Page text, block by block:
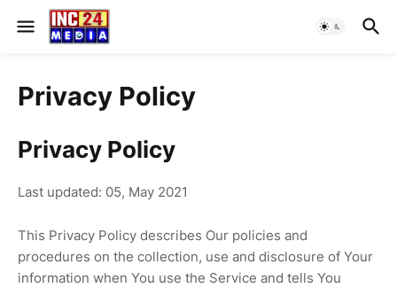
Privacy Policy
Privacy Policy
Last updated: 05, May 2021
This Privacy Policy describes Our policies and
procedures on the collection, use and disclosure of Your
information when You use the Service and tells You